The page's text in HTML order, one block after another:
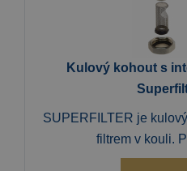
Kulový kohout s
SUPERFILTER je
filtrem v kouli.